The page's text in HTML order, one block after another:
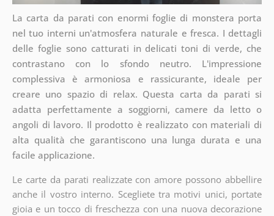
La carta da parati con enormi foglie di monstera porta
nel tuo interni un'atmosfera naturale e fresca. I dettagli
delle foglie sono catturati in delicati toni di verde, che
contrastano con lo sfondo neutro. L'impressione
complessiva è armoniosa e rassicurante, ideale per
creare uno spazio di relax. Questa carta da parati si
adatta perfettamente a soggiorni, camere da letto o
angoli di lavoro. Il prodotto è realizzato con materiali di
alta qualità che garantiscono una lunga durata e una
facile applicazione.
Le carte da parati realizzate con amore possono abbellire
anche il vostro interno. Scegliete tra motivi unici, portate
gioia e un tocco di freschezza con una nuova decorazione